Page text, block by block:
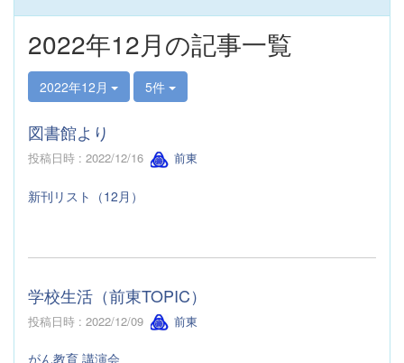
2022年12月の記事一覧
2022年12月 5件
図書館より
投稿日時 : 2022/12/16 前東
新刊リスト（12月）
学校生活（前東TOPIC）
投稿日時 : 2022/12/09 前東
がん教育 講演会